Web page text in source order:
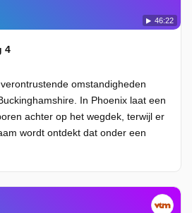
46:22
4
omstandigheden
In Phoenix laat een
achter op het wegdek, terwijl er
wordt ontdekt dat onder een